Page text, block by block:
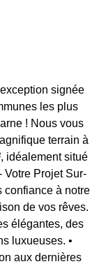
signée
les plus
! Nous vous
terrain à
idéalement situé
Votre Projet Sur-
confiance à notre
de vos rêves.
élégantes, des
luxueuses. •
aux dernières